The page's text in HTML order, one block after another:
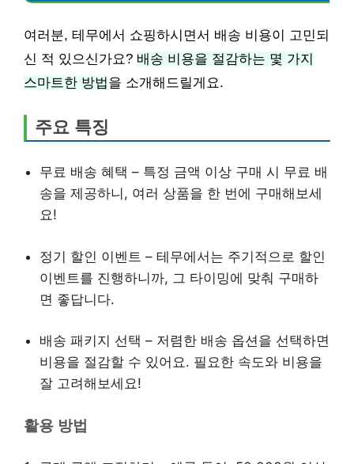
여러분, 테무에서 쇼핑하시면서 배송 비용이 고민되
신 적 있으신가요? 배송 비용을 절감하는 몇 가지
스마트한 방법을 소개해드릴게요.
주요 특징
무료 배송 혜택 – 특정 금액 이상 구매 시 무료 배
송을 제공하니, 여러 상품을 한 번에 구매해보세
요!
정기 할인 이벤트 – 테무에서는 주기적으로 할인
이벤트를 진행하니까, 그 타이밍에 맞춰 구매하
면 좋답니다.
배송 패키지 선택 – 저렴한 배송 옵션을 선택하면
비용을 절감할 수 있어요. 필요한 속도와 비용을
잘 고려해보세요!
활용 방법